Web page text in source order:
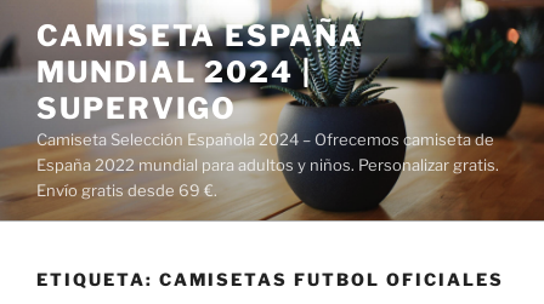
al
contenido
CAMISETA ESPAÑA
MUNDIAL 2024 |
SUPERVIGO
Camiseta Selección Española 2024 – Ofrecemos camiseta de
España 2022 mundial para adultos y niños. Personalizar gratis.
Envío gratis desde 69 €.
ETIQUETA: CAMISETAS FUTBOL OFICIALES